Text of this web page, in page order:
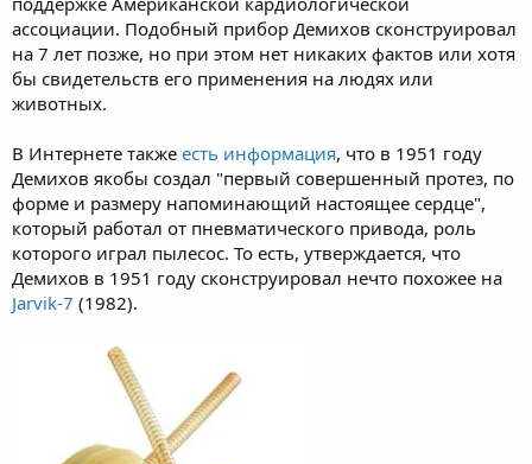
ассоциации. Подобный прибор Демихов сконструировал
на 7 лет позже, но при этом нет никаких фактов или хотя
бы свидетельств его применения на людях или
животных.
В Интернете также есть информация, что в 1951 году
Демихов якобы создал "первый совершенный протез, по
форме и размеру напоминающий настоящее сердце",
который работал от пневматического привода, роль
которого играл пылесос. То есть, утверждается, что
Демихов в 1951 году сконструировал нечто похожее на
Jarvik-7 (1982).